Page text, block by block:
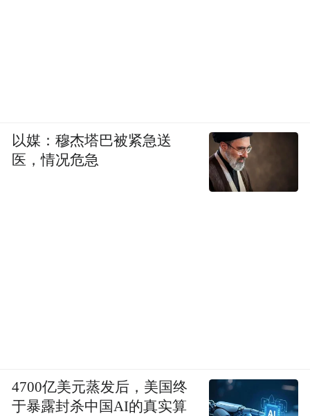
以媒：穆杰塔巴被紧急送
医，情况危急
4700亿美元蒸发后，美国终
于暴露封杀中国AI的真实算